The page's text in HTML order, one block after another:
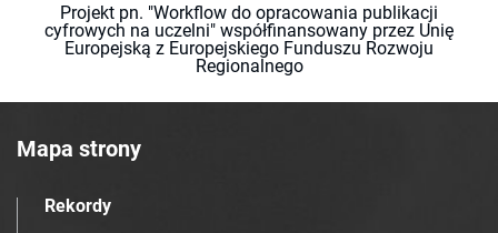
Projekt pn. "Workflow do opracowania publikacji
cyfrowych na uczelni" współfinansowany przez Unię
Europejską z Europejskiego Funduszu Rozwoju
Regionalnego
Mapa strony
Rekordy